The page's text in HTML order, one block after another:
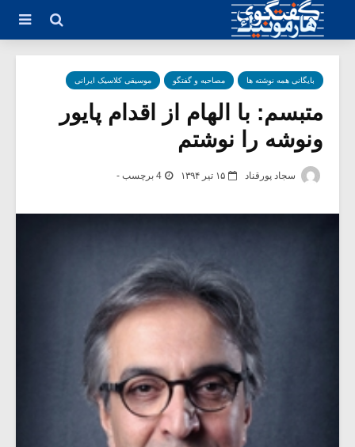
بایگانی همه نوشته ها مصاحبه و گفتگو موسیقی کلاسیک ایرانی
متبسم: با الهام از اقدام پایور
ونوشه را نوشتم
سجاد پورقناد ۱۵ تیر ۱۳۹۴ 4 برچسب -